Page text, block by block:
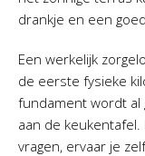
drankje en een
Een werkelijk
de eerste fysieke
fundament wordt al
aan de
vragen, ervaar je